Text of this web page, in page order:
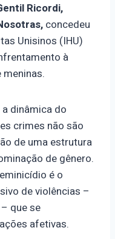
Ricordi,
concedeu
Unisinos (IHU)
à
dinâmica do
crimes não são
de uma estrutura
de gênero.
é o
de violências –
que se
afetivas.